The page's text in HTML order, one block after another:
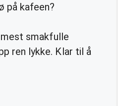
på kafeen?
smakfulle
ren lykke. Klar til å